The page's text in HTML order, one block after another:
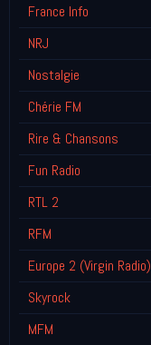
France Info
NRJ
Nostalgie
Chérie FM
Rire & Chansons
Fun Radio
RTL 2
RFM
Europe 2 (Virgin Radio)
Skyrock
MFM